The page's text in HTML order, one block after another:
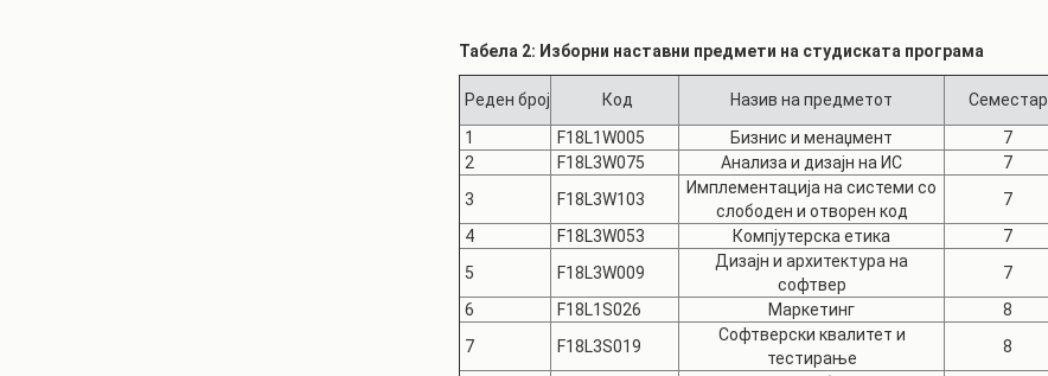
Табела 2: Изборни наставни предмети на студиската програма
Реден број Код Назив на предметот Семестар
1
F18L1W005 Бизнис и менаџмент 7
2
F18L3W075 Анализа и дизајн на ИС 7
3
F18L3W103
Имплементација на системи со
слободен и отворен код
7
4
F18L3W053 Компјутерска етика 7
5
F18L3W009
Дизајн и архитектура на
софтвер
7
6
F18L1S026 Маркетинг 8
7
F18L3S019
Софтверски квалитет и
тестирање
8